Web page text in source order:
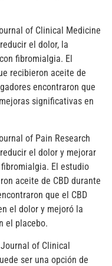
of Clinical Medicine
el dolor, la
fibromialgia. El
recibieron aceite de
encontraron que
significativas en
of Pain Research
el dolor y mejorar
El estudio
aceite de CBD durante
que el CBD
el dolor y mejoró la
el placebo.
of Clinical
ser una opción de